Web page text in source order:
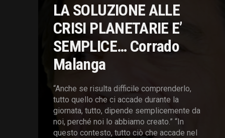
LA SOLUZIONE ALLE
CRISI PLANETARIE E’
SEMPLICE… Corrado
Malanga
“Anche se risulta difficile comprenderlo,
tutto quello che ci accade durante la
giornata, tutto, dipende semplicemente da
noi, perché noi lo abbiamo creato.” “In
questo contesto, tutto ciò che accade nel